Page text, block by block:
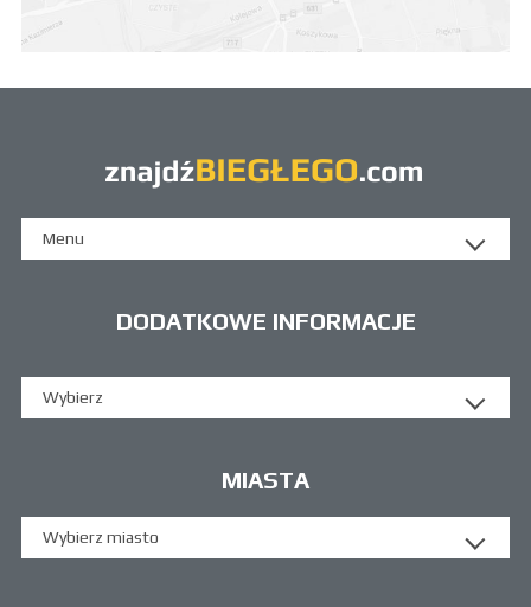
Menu
DODATKOWE INFORMACJE
Wybierz
MIASTA
Wybierz miasto